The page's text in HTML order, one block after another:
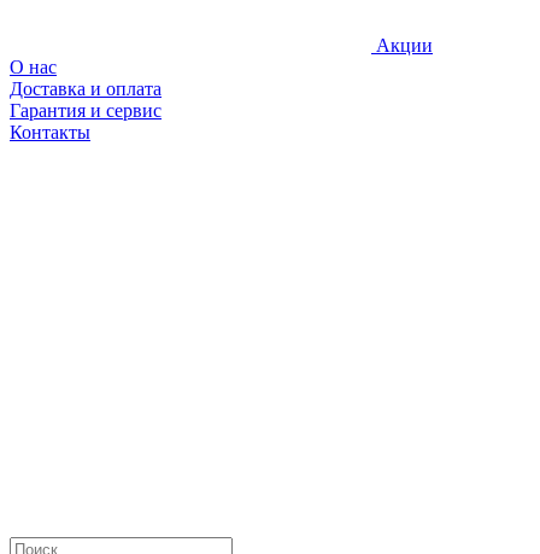
Акции
О нас
Доставка и оплата
Гарантия и сервис
Контакты